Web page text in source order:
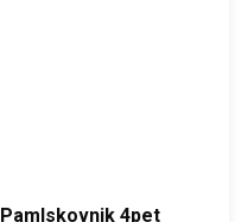
Pamlskovnik 4pet